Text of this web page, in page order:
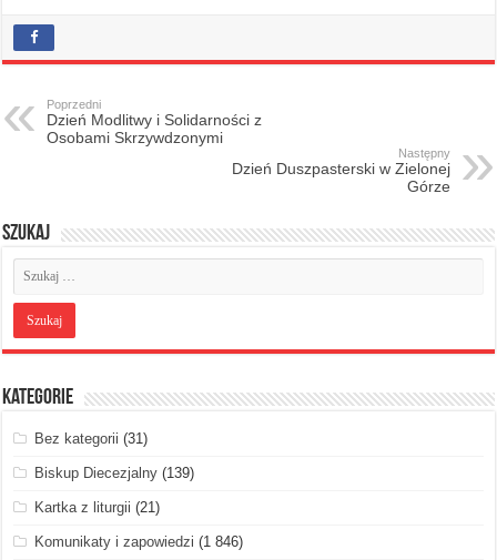
Poprzedni
Dzień Modlitwy i Solidarności z
Osobami Skrzywdzonymi
Następny
Dzień Duszpasterski w Zielonej
Górze
Szukaj
Kategorie
Bez kategorii (31)
Biskup Diecezjalny (139)
Kartka z liturgii (21)
Komunikaty i zapowiedzi (1 846)